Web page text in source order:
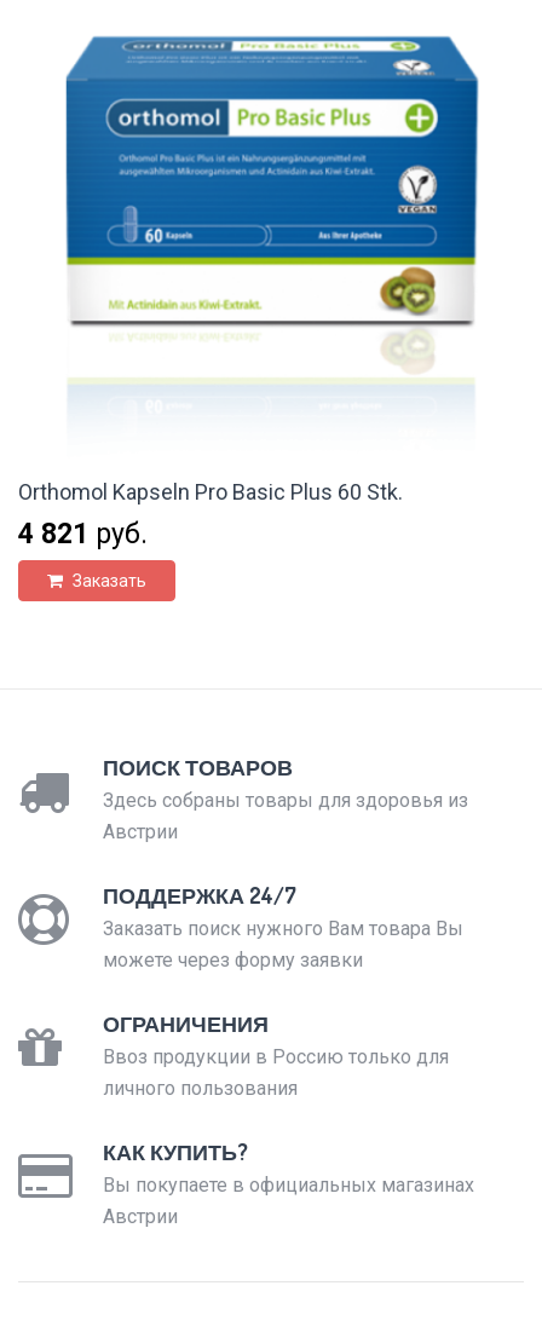
Orthomol Kapseln Pro Basic Plus 60 Stk.
4 821 руб.
Заказать
ПОИСК ТОВАРОВ
Здесь собраны товары для здоровья из
Австрии
ПОДДЕРЖКА 24/7
Заказать поиск нужного Вам товара Вы
можете через форму заявки
ОГРАНИЧЕНИЯ
Ввоз продукции в Россию только для
личного пользования
КАК КУПИТЬ?
Вы покупаете в официальных магазинах
Австрии